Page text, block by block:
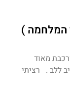
המלחמה )
מאוד
ללב . רציתי